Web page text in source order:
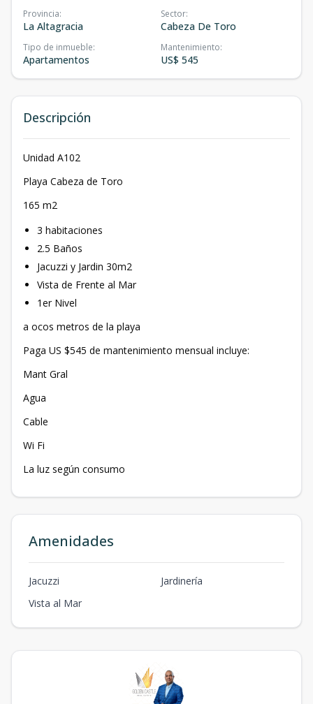
Provincia:
La Altagracia
Sector:
Cabeza De Toro
Tipo de inmueble:
Apartamentos
Mantenimiento:
US$ 545
Descripción
Unidad A102
Playa Cabeza de Toro
165 m2
3 habitaciones
2.5 Baños
Jacuzzi y Jardin 30m2
Vista de Frente al Mar
1er Nivel
a ocos metros de la playa
Paga US $545 de mantenimiento mensual incluye:
Mant Gral
Agua
Cable
Wi Fi
La luz según consumo
Amenidades
Jacuzzi
Jardinería
Vista al Mar